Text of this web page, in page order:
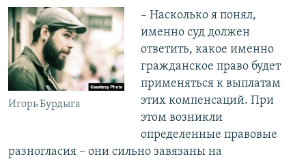
Игорь Бурдыга
– Насколько я понял,
именно суд должен
ответить, какое именно
гражданское право будет
применяться к выплатам
этих компенсаций. При
этом возникли
определенные правовые
разногласия – они сильно завязаны на